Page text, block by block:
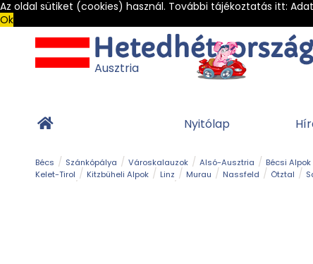
Az oldal sütiket (cookies) használ. További tájékoztatás itt:
Ok
Ausztria
Nyitólap
Bécs Szánkópálya Városkalauzok Alsó-Ausztria Bécsi Alpok
Kelet-Tirol
Kitzbüheli Alpok Linz Murau Nassfeld Ötztal